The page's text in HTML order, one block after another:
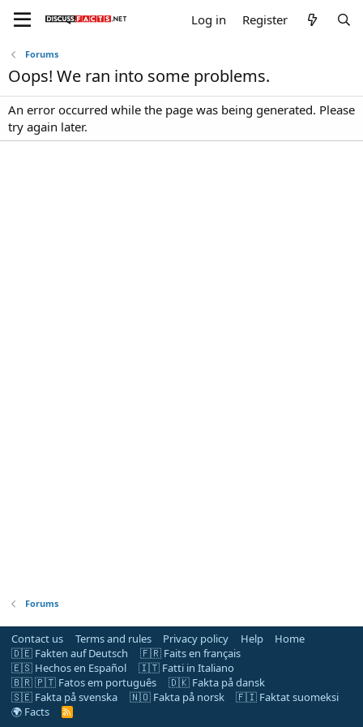
Log in Register
Forums
Oops! We ran into some problems.
An error occurred while the page was being generated. Please
try again later.
Forums
Contact us Terms and rules Privacy policy Help
Home
🇩🇪 Fakten auf Deutsch
🇫🇷 Faits en français
🇪🇸 Hechos en Español
🇮🇹 Fatti in Italiano
🇧🇷 🇵🇹 Fatos em português
🇩🇰 Fakta på dansk
🇸🇪 Fakta på svenska
🇳🇴 Fakta på norsk
🇫🇮 Faktat suomeksi
🌍 Facts
R